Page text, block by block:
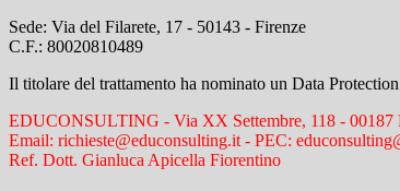
Sede: Via del Filarete, 17 - 50143 - Firenze
C.F.: 80020810489
Il titolare del trattamento ha nominato un Data
EDUCONSULTING - Via XX Settembre, 118 - 00187
Email: richieste@educonsulting.it - PEC:
Ref. Dott. Gianluca Apicella Fiorentino